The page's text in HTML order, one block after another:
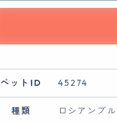
ペットID 45274
種類 ロシアンブ